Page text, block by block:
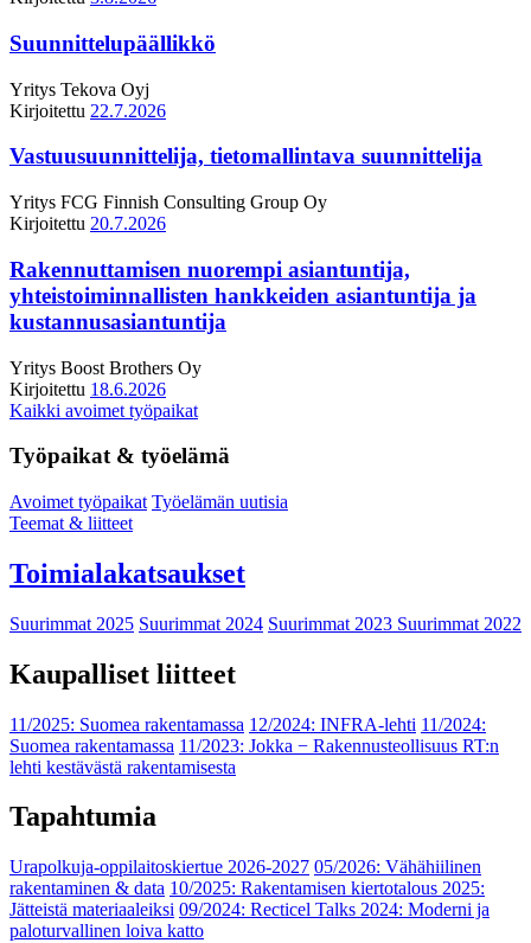
Suunnittelupäällikkö
Yritys Tekova Oyj
Kirjoitettu 22.7.2026
Vastuusuunnittelija, tietomallintava suunnittelija
Yritys FCG Finnish Consulting Group Oy
Kirjoitettu 20.7.2026
Rakennuttamisen nuorempi asiantuntija,
yhteistoiminnallisten hankkeiden asiantuntija ja
kustannusasiantuntija
Yritys Boost Brothers Oy
Kirjoitettu 18.6.2026
Kaikki avoimet työpaikat
Työpaikat & työelämä
Avoimet työpaikat Työelämän uutisia
Teemat & liitteet
Toimialakatsaukset
Suurimmat 2025 Suurimmat 2024 Suurimmat 2023 Suurimmat 2022
Kaupalliset liitteet
11/2025: Suomea rakentamassa 12/2024: INFRA-lehti 11/2024:
Suomea rakentamassa 11/2023: Jokka − Rakennusteollisuus RT:n
lehti kestävästä rakentamisesta
Tapahtumia
Urapolkuja-oppilaitoskiertue 2026-2027 05/2026: Vähähiilinen
rakentaminen & data 10/2025: Rakentamisen kiertotalous 2025:
Jätteistä materiaaleiksi 09/2024: Recticel Talks 2024: Moderni ja
paloturvallinen loiva katto